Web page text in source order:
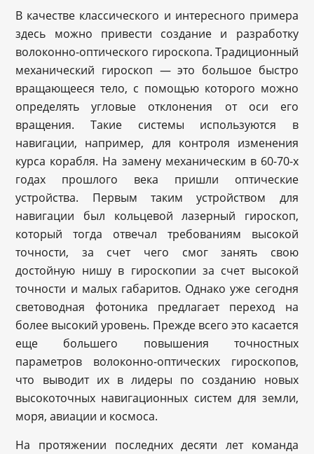
В качестве классического и интересного примера
здесь можно привести создание и разработку
волоконно-оптического гироскопа. Традиционный
механический гироскоп — это большое быстро
вращающееся тело, с помощью которого можно
определять угловые отклонения от оси его
вращения. Такие системы используются в
навигации, например, для контроля изменения
курса корабля. На замену механическим в 60-70-х
годах прошлого века пришли оптические
устройства. Первым таким устройством для
навигации был кольцевой лазерный гироскоп,
который тогда отвечал требованиям высокой
точности, за счет чего смог занять свою
достойную нишу в гироскопии за счет высокой
точности и малых габаритов. Однако уже сегодня
световодная фотоника предлагает переход на
более высокий уровень. Прежде всего это касается
еще большего повышения точностных
параметров волоконно-оптических гироскопов,
что выводит их в лидеры по созданию новых
высокоточных навигационных систем для земли,
моря, авиации и космоса.
На протяжении последних десяти лет команда